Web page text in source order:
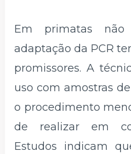
Em primatas não
adaptação da PCR
promissores. A
uso com amostras de
o procedimento
de realizar em
Estudos indicam